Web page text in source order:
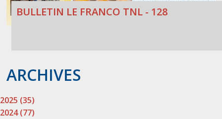
BULLETIN LE FRANCO TNL - 128
ARCHIVES
2025 (35)
2024 (77)